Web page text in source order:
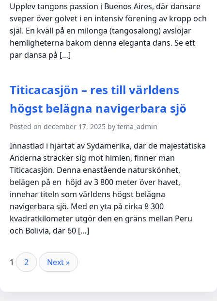
Upplev tangons passion i Buenos Aires, där dansare
sveper över golvet i en intensiv förening av kropp och
själ. En kväll på en milonga (tangosalong) avslöjar
hemligheterna bakom denna eleganta dans. Se ett
par dansa på […]
Titicacasjön – res till världens
högst belägna navigerbara sjö
Posted on december 17, 2025 by tema_admin
Innästlad i hjärtat av Sydamerika, där de majestätiska
Anderna sträcker sig mot himlen, finner man
Titicacasjön. Denna enastående naturskönhet,
belägen på en höjd av 3 800 meter över havet,
innehar titeln som världens högst belägna
navigerbara sjö. Med en yta på cirka 8 300
kvadratkilometer utgör den en gräns mellan Peru
och Bolivia, där 60 […]
Sidnumrering
1 2 Next »